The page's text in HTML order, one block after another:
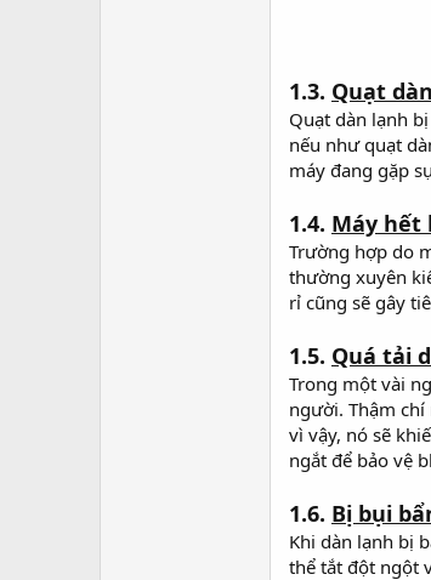
1.3. Quạt
Quạt dàn lạnh
nếu như quạt
máy đang gặp
1.4. Máy hết
Trường hợp do
thường xuyên
rỉ cũng sẽ gây
1.5. Quá tải
Trong một vài
người. Thậm
vì vậy, nó sẽ
ngắt để bảo vệ
1.6. Bị bụi
Khi dàn lạnh bị
thể tắt đột ngột